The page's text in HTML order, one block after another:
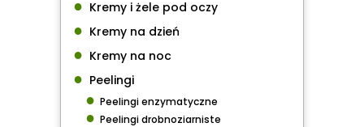
● Kremy i żele pod oczy
● Kremy na dzień
● Kremy na noc
● Peelingi
● Peelingi enzymatyczne
● Peelingi drobnoziarniste